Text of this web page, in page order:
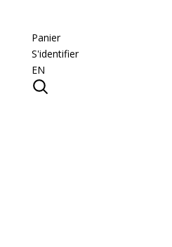
Panier
S'identifier
EN